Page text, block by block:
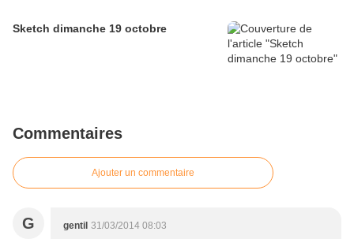
Sketch dimanche 19 octobre
Commentaires
Ajouter un commentaire
G gentil 31/03/2014 08:03